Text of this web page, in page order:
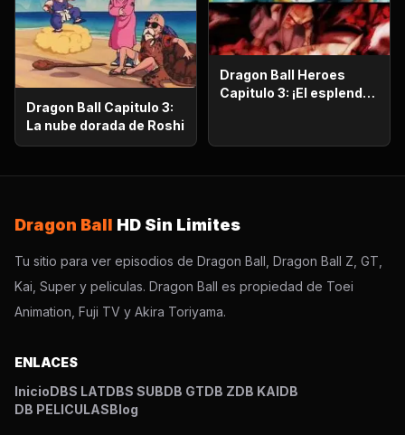
Dragon Ball Capitulo 3:
La nube dorada de Roshi
Dragon Ball Heroes
Capitulo 3: ¡El esplendor
explota!
Dragon Ball HD Sin Limites
Tu sitio para ver episodios de Dragon Ball, Dragon Ball Z, GT,
Kai, Super y peliculas. Dragon Ball es propiedad de Toei
Animation, Fuji TV y Akira Toriyama.
ENLACES
InicioDBS LATDBS SUBDB GTDB ZDB KAIDB
DB PELICULASBlog